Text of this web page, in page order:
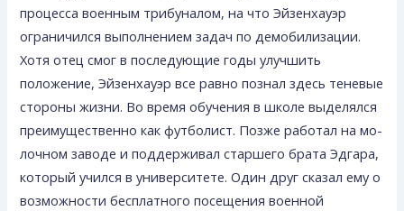
процесса военным трибу­налом, на что Эйзенхауэр
ограничился выполнением за­дач по демобилизации.
Хотя отец смог в последующие годы улучшить
положение, Эйзенхауэр все равно познал здесь теневые
стороны жизни. Во время обучения в школе выделялся
преимущественно как футболист. Позже работал на мо­
лочном заводе и поддерживал старшего брата Эдгара,
который учился в университете. Один друг сказал ему о
возможности бесплатного посещения военной